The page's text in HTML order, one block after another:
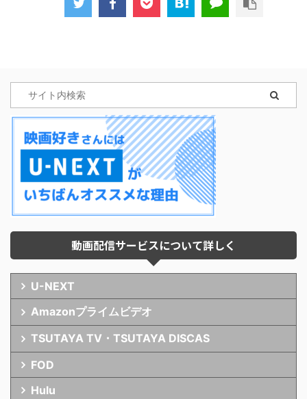
動画配信サービスについて詳しく
U-NEXT
Amazonプライムビデオ
TSUTAYA TV・TSUTAYA DISCAS
FOD
Hulu